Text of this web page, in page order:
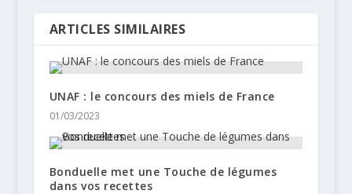
ARTICLES SIMILAIRES
UNAF : le concours des miels de France
01/03/2023
Bonduelle met une Touche de légumes
dans vos recettes